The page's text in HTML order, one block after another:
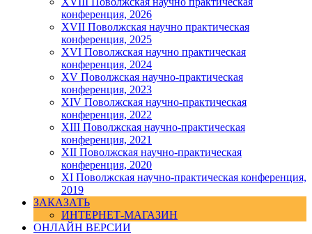
конференция, 2026
XVII Поволжская научно практическая
конференция, 2025
XVI Поволжская научно практическая
конференция, 2024
ХV Поволжская научно-практическая
конференция, 2023
ХIV Поволжская научно-практическая
конференция, 2022
ХIII Поволжская научно-практическая
конференция, 2021
ХII Поволжская научно-практическая
конференция, 2020
XI Поволжская научно-практическая конференция,
2019
ЗАКАЗАТЬ
ИНТЕРНЕТ-МАГАЗИН
ОНЛАЙН ВЕРСИИ